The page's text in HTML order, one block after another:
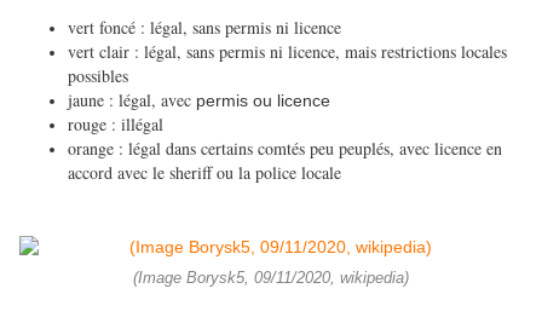
vert foncé : légal, sans permis ni licence
vert clair : légal, sans permis ni licence, mais restrictions locales
possibles
jaune : légal, avec permis ou licence
rouge : illégal
orange : légal dans certains comtés peu peuplés, avec licence en
accord avec le sheriff ou la police locale
(Image Borysk5, 09/11/2020, wikipedia)